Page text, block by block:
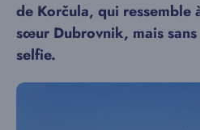
de Korčula, qui ressemble
sœur Dubrovnik, mais
selfie.